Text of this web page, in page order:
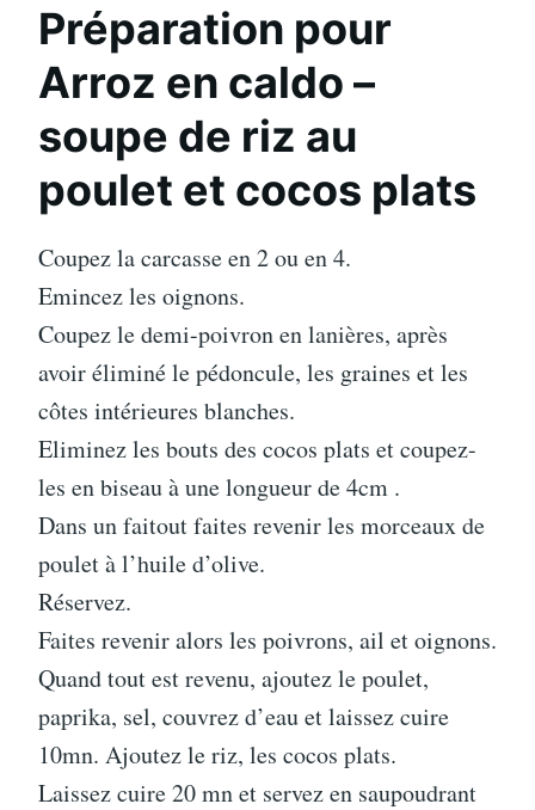
Préparation pour
Arroz en caldo –
soupe de riz au
poulet et cocos plats
Coupez la carcasse en 2 ou en 4.
Emincez les oignons.
Coupez le demi-poivron en lanières, après
avoir éliminé le pédoncule, les graines et les
côtes intérieures blanches.
Eliminez les bouts des cocos plats et coupez-
les en biseau à une longueur de 4cm .
Dans un faitout faites revenir les morceaux de
poulet à l’huile d’olive.
Réservez.
Faites revenir alors les poivrons, ail et oignons.
Quand tout est revenu, ajoutez le poulet,
paprika, sel, couvrez d’eau et laissez cuire
10mn. Ajoutez le riz, les cocos plats.
Laissez cuire 20 mn et servez en saupoudrant